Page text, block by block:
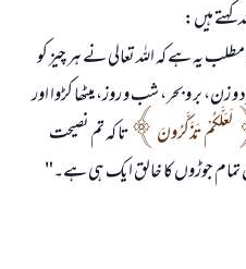
کہتے ہیں:
یہ ہے کہ اللہ تعالی نے ہر چیز کو
زن، بر و بحر، شب و روز، میٹھا کڑوا اور
لَعَلَّكُمْ تَذَكَّرُونَ
تا کہ تم نصیحت
تمام جوڑوں کا خالق ایک ہی ہے۔"